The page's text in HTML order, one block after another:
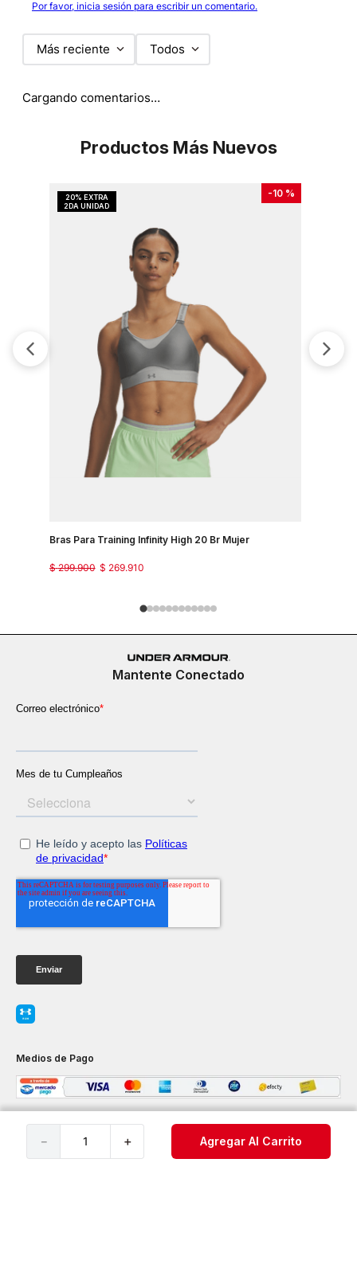
＋
－ Agregar Al Carrito
Por favor, inicia sesión para escribir un comentario.
Más reciente Todos
Cargando comentarios…
Productos Más Nuevos
-10 %
Bras Para Training Infinity High 20 Br Mujer
$ 269.910
$ 299.900
Mantente Conectado
Medios de Pago
Servicio al Consumidor